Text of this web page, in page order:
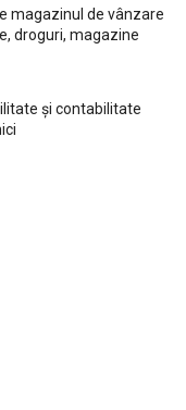
magazinul de vânzare
droguri, magazine
și contabilitate